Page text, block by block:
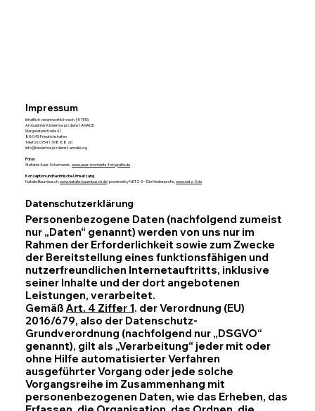
Impressum
Inhaltlich verantwortlich nach §5 TMG
Ambulanter Kinderhospizdienst AMALIE
Margaretenstraße 41
88045 Friedrichshafen
Telefon: 07541 398 88 20
info@kinderhospizdienst-amalie.org
Fotos
Stefanie Auer-Schamarek,www.auer-moments-fotografie.de
Konzeption und technische Umsetzung
Natalie Baumbusch,www.natalie-baumbusch.de| powered by NETZ-3 – Die Medienprofis,www.netz-3.de
Datenschutzerklärung
Personenbezogene Daten (nachfolgend zumeist
nur „Daten“ genannt) werden von uns nur im
Rahmen der Erforderlichkeit sowie zum Zwecke
der Bereitstellung eines funktionsfähigen und
nutzerfreundlichen Internetauftritts, inklusive
seiner Inhalte und der dort angebotenen
Leistungen, verarbeitet.
GemäßArt. 4 Ziffer 1. der Verordnung (EU)
2016/679, also der Datenschutz-
Grundverordnung (nachfolgend nur „DSGVO“
genannt), gilt als „Verarbeitung“ jeder mit oder
ohne Hilfe automatisierter Verfahren
ausgeführter Vorgang oder jede solche
Vorgangsreihe im Zusammenhang mit
personenbezogenen Daten, wie das Erheben, das